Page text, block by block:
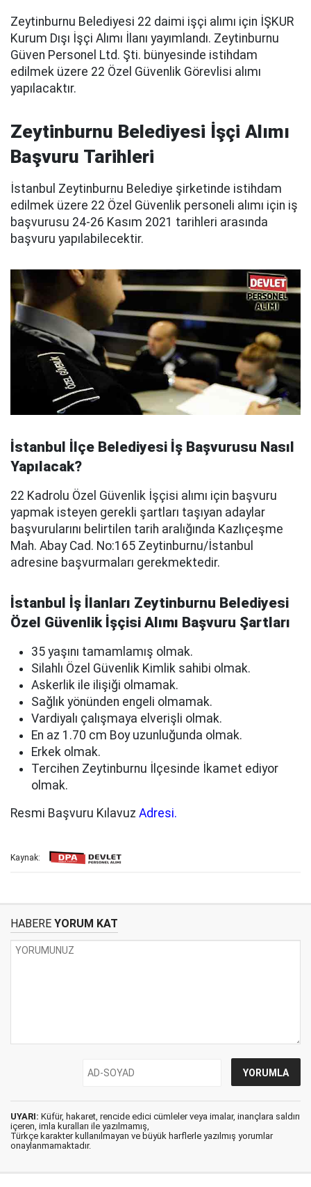
Zeytinburnu Belediyesi 22 daimi işçi alımı için İŞKUR
Kurum Dışı İşçi Alımı İlanı yayımlandı. Zeytinburnu
Güven Personel Ltd. Şti. bünyesinde istihdam
edilmek üzere 22 Özel Güvenlik Görevlisi alımı
yapılacaktır.
Zeytinburnu Belediyesi İşçi Alımı
Başvuru Tarihleri
İstanbul Zeytinburnu Belediye şirketinde istihdam
edilmek üzere 22 Özel Güvenlik personeli alımı için iş
başvurusu 24-26 Kasım 2021 tarihleri arasında
başvuru yapılabilecektir.
İstanbul İlçe Belediyesi İş Başvurusu Nasıl
Yapılacak?
22 Kadrolu Özel Güvenlik İşçisi alımı için başvuru
yapmak isteyen gerekli şartları taşıyan adaylar
başvurularını belirtilen tarih aralığında Kazlıçeşme
Mah. Abay Cad. No:165 Zeytinburnu/İstanbul
adresine başvurmaları gerekmektedir.
İstanbul İş İlanları Zeytinburnu Belediyesi
Özel Güvenlik İşçisi Alımı Başvuru Şartları
35 yaşını tamamlamış olmak.
Silahlı Özel Güvenlik Kimlik sahibi olmak.
Askerlik ile ilişiği olmamak.
Sağlık yönünden engeli olmamak.
Vardiyalı çalışmaya elverişli olmak.
En az 1.70 cm Boy uzunluğunda olmak.
Erkek olmak.
Tercihen Zeytinburnu İlçesinde İkamet ediyor
olmak.
Resmi Başvuru Kılavuz Adresi.
Kaynak:
HABERE YORUM KAT
UYARI: Küfür, hakaret, rencide edici cümleler veya imalar, inançlara saldırı
içeren, imla kuralları ile yazılmamış,
Türkçe karakter kullanılmayan ve büyük harflerle yazılmış yorumlar
onaylanmamaktadır.